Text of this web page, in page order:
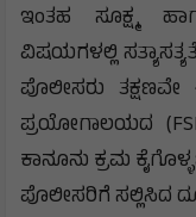
ಇಂತಹ ಸೂಕ್ಷ್ಮ
ವಿಷಯಗಳಲ್ಲಿ
ಪೊಲೀಸರು
ಪ್ರಯೋಗಾಲಯದ
ಕಾನೂನು ಕ್ರಮ
ಪೊಲೀಸರಿಗೆ ಸಲ್ಲಿಸಿದ